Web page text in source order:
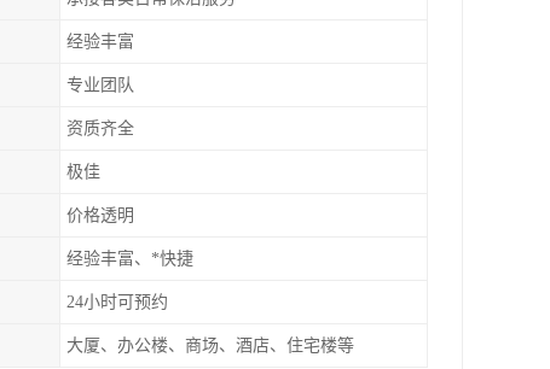
经验丰富
专业团队
资质齐全
极佳
价格透明
经验丰富、*快捷
24小时可预约
大厦、办公楼、商场、酒店、住宅楼等